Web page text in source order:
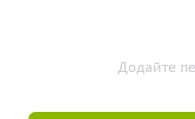
Додайте